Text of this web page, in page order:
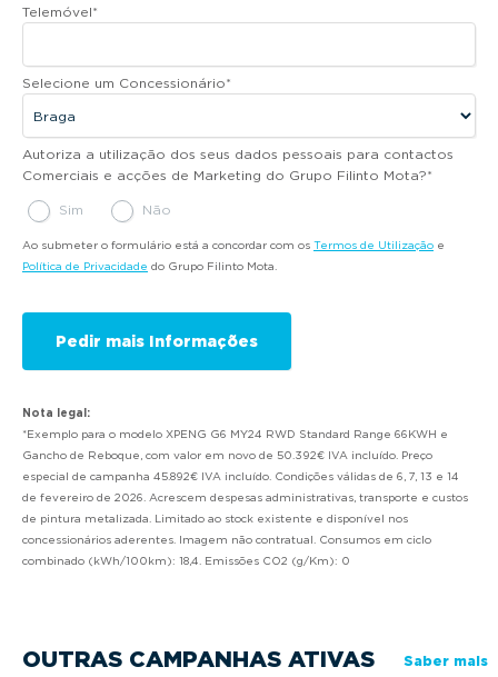
Telemóvel*
Selecione um Concessionário*
Autoriza a utilização dos seus dados pessoais para contactos
Comerciais e acções de Marketing do Grupo Filinto Mota?*
Sim Não
Ao submeter o formulário está a concordar com os Termos de Utilização e
Política de Privacidade do Grupo Filinto Mota.
Nota legal:
*Exemplo para o modelo XPENG G6 MY24 RWD Standard Range 66KWH e
Gancho de Reboque, com valor em novo de 50.392€ IVA incluído. Preço
especial de campanha 45.892€ IVA incluído. Condições válidas de 6, 7, 13 e 14
de fevereiro de 2026. Acrescem despesas administrativas, transporte e custos
de pintura metalizada. Limitado ao stock existente e disponível nos
concessionários aderentes. Imagem não contratual. Consumos em ciclo
combinado (kWh/100km): 18,4. Emissões CO2 (g/Km): 0
OUTRAS CAMPANHAS ATIVAS
Saber mais